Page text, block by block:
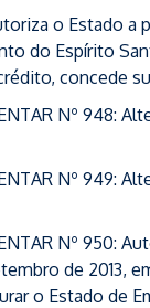
o Estado
do Espírito
concede
Nº 948:
Nº 949:
Nº 950:
de 2013,
o Estado de